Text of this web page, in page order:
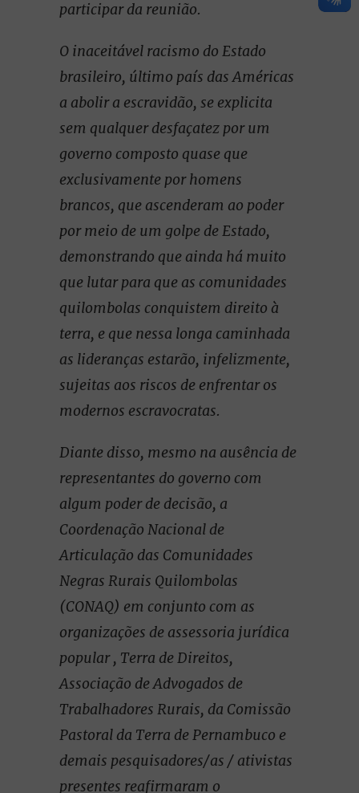
participar da reunião.
O inaceitável racismo do Estado
brasileiro, último país das Américas
a abolir a escravidão, se explicita
sem qualquer desfaçatez por um
governo composto quase que
exclusivamente por homens
brancos, que ascenderam ao poder
por meio de um golpe de Estado,
demonstrando que ainda há muito
que lutar para que as comunidades
quilombolas conquistem direito à
terra, e que nessa longa caminhada
as lideranças estarão, infelizmente,
sujeitas aos riscos de enfrentar os
modernos escravocratas.
Diante disso, mesmo na ausência de
representantes do governo com
algum poder de decisão, a
Coordenação Nacional de
Articulação das Comunidades
Negras Rurais Quilombolas
(CONAQ) em conjunto com as
organizações de assessoria jurídica
popular , Terra de Direitos,
Associação de Advogados de
Trabalhadores Rurais, da Comissão
Pastoral da Terra de Pernambuco e
demais pesquisadores/as / ativistas
presentes reafirmaram o